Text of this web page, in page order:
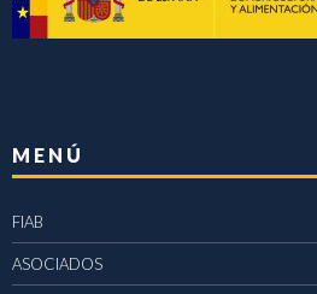
MENÚ
FIAB
ASOCIADOS